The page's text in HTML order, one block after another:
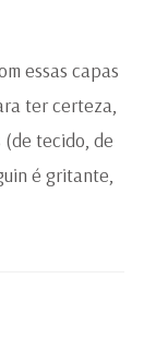
essas capas
ter certeza,
(de tecido, de
é gritante,